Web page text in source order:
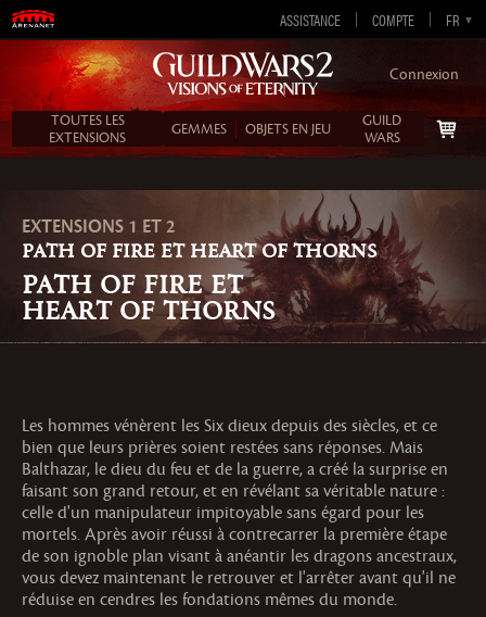
ASSISTANCE COMPTE FR
EN-US
DE
ES
EN-GB
Connexion
TOUTES LES
EXTENSIONS
GEMMES OBJETS EN JEU
GUILD
WARS
Les hommes vénèrent les Six dieux depuis des siècles, et ce
bien que leurs prières soient restées sans réponses. Mais
Balthazar, le dieu du feu et de la guerre, a créé la surprise en
faisant son grand retour, et en révélant sa véritable nature :
celle d'un manipulateur impitoyable sans égard pour les
mortels. Après avoir réussi à contrecarrer la première étape
de son ignoble plan visant à anéantir les dragons ancestraux,
vous devez maintenant le retrouver et l'arrêter avant qu'il ne
réduise en cendres les fondations mêmes du monde.
EXTENSIONS 1 ET 2
PATH OF FIRE ET HEART OF THORNS
Path of Fire et
Heart of Thorns